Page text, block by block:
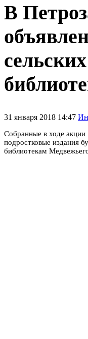
В
31 января 2018 14:47
Собранные в ходе
подростковые издания
библиотекам